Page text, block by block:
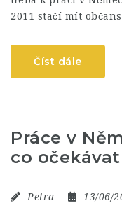
2011 stačí mít
Číst dále
Práce v
co očekávat
Petra 13/06/